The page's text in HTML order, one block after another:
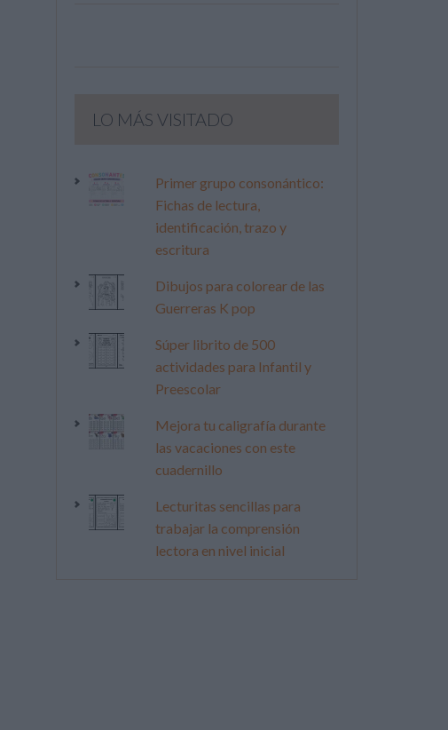
LO MÁS VISITADO
Primer grupo consonántico:
Fichas de lectura,
identificación, trazo y
escritura
Dibujos para colorear de las
Guerreras K pop
Súper librito de 500
actividades para Infantil y
Preescolar
Mejora tu caligrafía durante
las vacaciones con este
cuadernillo
Lecturitas sencillas para
trabajar la comprensión
lectora en nivel inicial